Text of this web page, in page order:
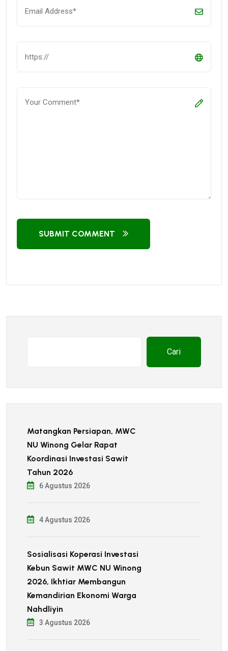
SUBMIT COMMENT
Cari
Matangkan Persiapan, MWC
NU Winong Gelar Rapat
Koordinasi Investasi Sawit
Tahun 2026
6 Agustus 2026
4 Agustus 2026
Sosialisasi Koperasi Investasi
Kebun Sawit MWC NU Winong
2026, Ikhtiar Membangun
Kemandirian Ekonomi Warga
Nahdliyin
3 Agustus 2026